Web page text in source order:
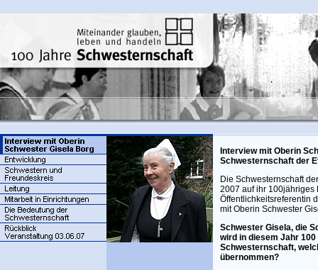
Interview mit Oberin
Schwesternschaft der
Die Schwesternschaft
2007 auf ihr 100jähriges
Öffentlichkeitsreferentin
mit Oberin Schwester
Schwester Gisela, die
wird in diesem Jahr
Schwesternschaft,
übernommen?